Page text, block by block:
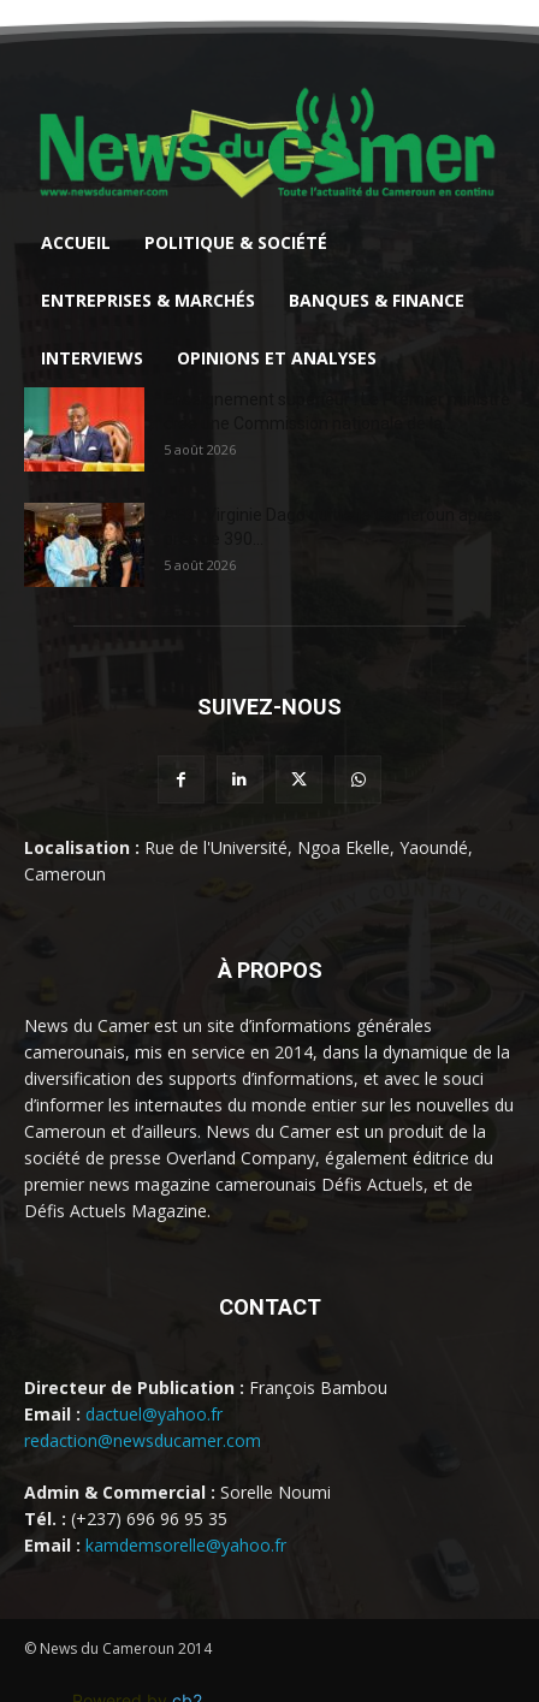
ACCUEIL POLITIQUE & SOCIÉTÉ
ENTREPRISES & MARCHÉS BANQUES & FINANCE
INTERVIEWS OPINIONS ET ANALYSES
5 août 2026
5 août 2026
SUIVEZ-NOUS
Localisation : Rue de l'Université, Ngoa Ekelle, Yaoundé,
Cameroun
À PROPOS
News du Camer est un site d’informations générales
camerounais, mis en service en 2014, dans la dynamique de la
diversification des supports d’informations, et avec le souci
d’informer les internautes du monde entier sur les nouvelles du
Cameroun et d’ailleurs. News du Camer est un produit de la
société de presse Overland Company, également éditrice du
premier news magazine camerounais Défis Actuels, et de
Défis Actuels Magazine.
CONTACT
Directeur de Publication : François Bambou
Email : dactuel@yahoo.fr
redaction@newsducamer.com
Admin & Commercial : Sorelle Noumi
Tél. : (+237) 696 96 95 35
Email : kamdemsorelle@yahoo.fr
© News du Cameroun 2014